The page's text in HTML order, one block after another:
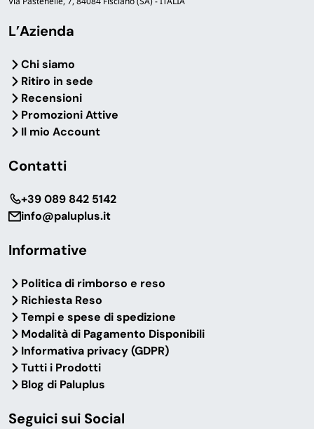
L’Azienda
Chi siamo
Ritiro in sede
Recensioni
Promozioni Attive
Il mio Account
Contatti
‎+39 089 842 5142
info@paluplus.it
Informative
Politica di rimborso e reso
Richiesta Reso
Tempi e spese di spedizione
Modalità di Pagamento Disponibili
Informativa privacy (GDPR)
Tutti i Prodotti
Blog di Paluplus
Seguici sui Social